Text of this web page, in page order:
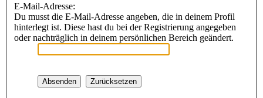
E-Mail-Adresse:
Du musst die E-Mail-Adresse angeben, die in deinem Profil
hinterlegt ist. Diese hast du bei der Registrierung angegeben
oder nachträglich in deinem persönlichen Bereich geändert.